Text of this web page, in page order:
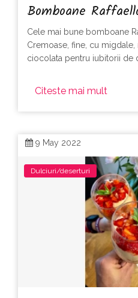
Bomboane
Cele mai bune bomboane
Cremoase, fine, cu migdale,
ciocolata pentru iubitorii de
Citeste mai mult
9 May 2022
Dulciuri/deserturi